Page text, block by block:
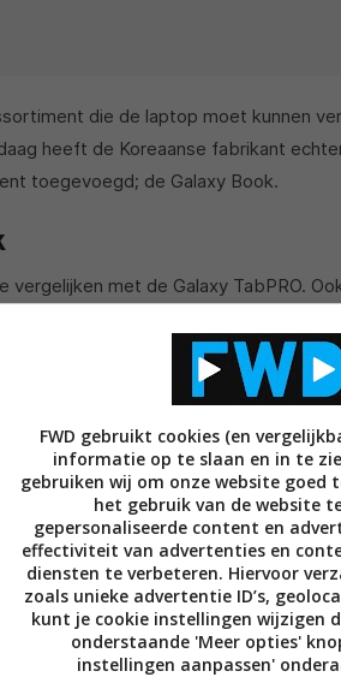
die de laptop moet kunnen
heeft de Koreaanse fabrikant
toegevoegd; de Galaxy Book.
vergelijken met de Galaxy TabPRO.
je middels een keyboardcover een
daarnaast met een stylus, voor een
op de markt; een 10.6-inch versie
over een full hd tft lcd-display, een
en 64GB of 128GB aan
om het geheugen uit de breiden naar
10 uur met een volle lading vooruit
terug.
is voorzien van een Super amoled-
FWD gebruikt cookies (en
informatie op te slaan en in te
gebruiken wij om onze website goed
het gebruik van de website
gepersonaliseerde content en
effectiviteit van advertenties en
diensten te verbeteren. Hiervoor
zoals unieke advertentie ID’s,
kunt je cookie instellingen wijzigen
onderstaande 'Meer opties'
instellingen aanpassen'